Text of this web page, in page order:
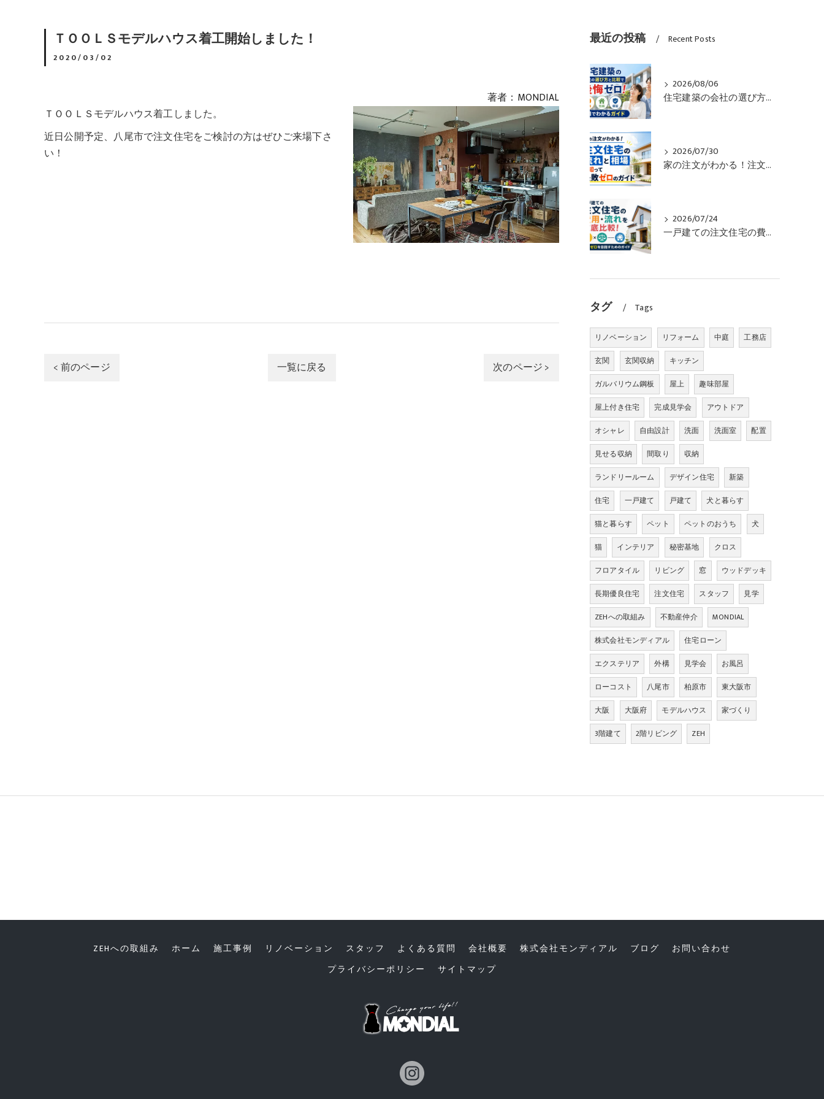
ＴＯＯＬＳモデルハウス着工開始しました！
2020/03/02
著者：MONDIAL
ＴＯＯＬＳモデルハウス着工しました。
近日公開予定、八尾市で注文住宅をご検討の方はぜひご来場下さ
い！
< 前のページ 一覧に戻る 次のページ >
最近の投稿 Recent Posts
2026/08/06
住宅建築の会社の選び方と比較で後悔ゼロ！価格や性能や保証も一目でわかるガイド
2026/07/30
家の注文がわかる！注文住宅の流れと相場を知って失敗ゼロのガイド
2026/07/24
一戸建ての注文住宅の費用・流れを徹底比較！失敗ゼロを目指すためのガイド
タグ Tags
リノベーション リフォーム 中庭
工務店
玄関
玄関収納
キッチン
ガルバリウム鋼板
屋上
趣味部屋
屋上付き住宅
完成見学会
アウトドア
オシャレ
自由設計 洗面 洗面室
配置
見せる収納
間取り
収納
ランドリールーム
デザイン住宅
新築
住宅
一戸建て 戸建て
犬と暮らす
猫と暮らす
ペット ペットのおうち
犬
猫
インテリア 秘密基地
クロス
フロアタイル
リビング 窓
ウッドデッキ
長期優良住宅
注文住宅 スタッフ
見学
ZEHへの取組み
不動産仲介
MONDIAL
株式会社モンディアル
住宅ローン
エクステリア
外構 見学会
お風呂
ローコスト
八尾市 柏原市
東大阪市
大阪
大阪府 モデルハウス
家づくり
3階建て
2階リビング ZEH
ZEHへの取組み ホーム 施工事例 リノベーション スタッフ よくある質問 会社概要 株式会社モンディアル ブログ
お問い合わせ
プライバシーポリシー
サイトマップ